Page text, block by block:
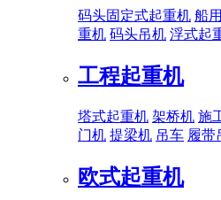
码头固定式起重机 船
重机 码头吊机 浮式起
工程起重机
塔式起重机 架桥机 施
门机 提梁机 吊车 履带
欧式起重机